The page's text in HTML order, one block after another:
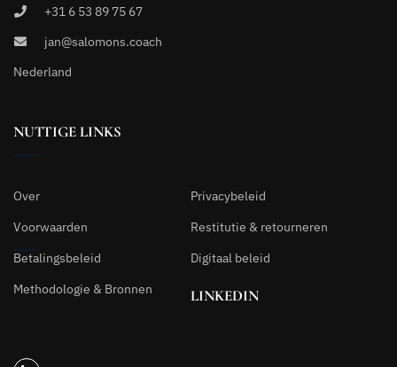
+31 6 53 89 75 67
jan@salomons.coach
Nederland
NUTTIGE LINKS
Over
Privacybeleid
Voorwaarden
Restitutie & retourneren
Betalingsbeleid
Digitaal beleid
Methodologie & Bronnen
LINKEDIN